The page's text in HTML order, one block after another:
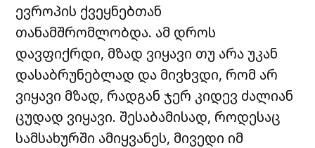
ევროპის ქვეყნებთან
თანამშრომლობდა. ამ დროს
დავფიქრდი, მზად ვიყავი თუ არა უკან
დასაბრუნებლად და მივხვდი, რომ არ
ვიყავი მზად, რადგან ჯერ კიდევ ძალიან
ცუდად ვიყავი. შესაბამისად, როდესაც
სამსახურში ამიყვანეს, მივედი იმ